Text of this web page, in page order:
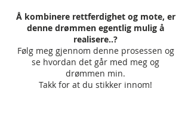
Å kombinere rettferdighet og mote, er
denne drømmen egentlig mulig å
realisere..?
Følg meg gjennom denne prosessen og
se hvordan det går med meg og
drømmen min.
Takk for at du stikker innom!